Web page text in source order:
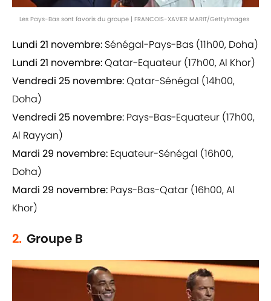
Les Pays-Bas sont favoris du groupe | FRANCOIS-XAVIER MARIT/GettyImages
Lundi 21 novembre: Sénégal-Pays-Bas (11h00, Doha)
Lundi 21 novembre:Qatar-Equateur (17h00, Al Khor)
Vendredi 25 novembre:Qatar-Sénégal (14h00,
Doha)
Vendredi 25 novembre: Pays-Bas-Equateur (17h00,
Al Rayyan)
Mardi 29 novembre: Equateur-Sénégal (16h00,
Doha)
Mardi 29 novembre: Pays-Bas-Qatar (16h00, Al
Khor)
2. Groupe B